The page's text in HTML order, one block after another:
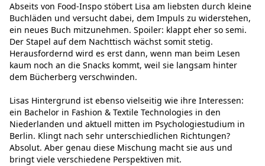
Abseits von Food-Inspo stöbert Lisa am liebsten durch kleine
Buchläden und versucht dabei, dem Impuls zu widerstehen,
ein neues Buch mitzunehmen. Spoiler: klappt eher so semi.
Der Stapel auf dem Nachttisch wächst somit stetig.
Herausfordernd wird es erst dann, wenn man beim Lesen
kaum noch an die Snacks kommt, weil sie langsam hinter
dem Bücherberg verschwinden.
Lisas Hintergrund ist ebenso vielseitig wie ihre Interessen:
ein Bachelor in Fashion & Textile Technologies in den
Niederlanden und aktuell mitten im Psychologiestudium in
Berlin. Klingt nach sehr unterschiedlichen Richtungen?
Absolut. Aber genau diese Mischung macht sie aus und
bringt viele verschiedene Perspektiven mit.